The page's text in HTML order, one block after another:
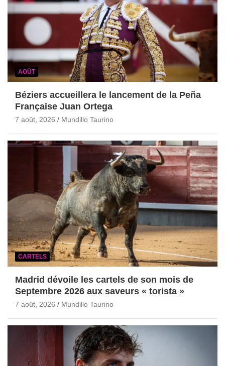
AOÛT
Béziers accueillera le lancement de la Peña
Française Juan Ortega
7 août, 2026 Mundillo Taurino
CARTELS
Madrid dévoile les cartels de son mois de
Septembre 2026 aux saveurs « torista »
7 août, 2026 Mundillo Taurino